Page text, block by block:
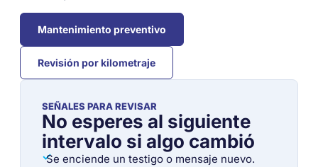
Mantenimiento preventivo
Revisión por kilometraje
SEÑALES PARA REVISAR
No esperes al siguiente
intervalo si algo cambió
✓Se enciende un testigo o mensaje nuevo.